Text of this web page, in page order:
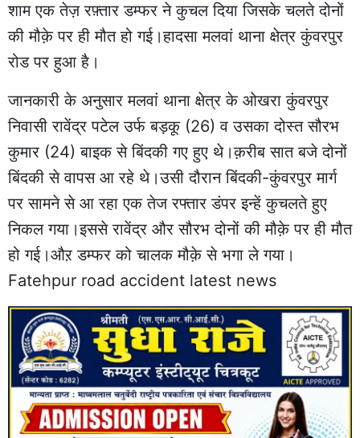
शाम एक तेज़ रफ़्तार डम्फर ने कुचल दिया जिसके चलते दोनों
की मौक़े पर ही मौत हो गई।हादसा मलवां थाना क्षेत्र कुंवरपुर
रोड पर हुआ है।
जानकारी के अनुसार मलवां थाना क्षेत्र के ओखरा कुंवरपुर
निवासी रावेंद्र पटेल उर्फ बड़कू (26) व उसका दोस्त सौरभ
कुमार (24) बाइक से बिंदकी गए हुए थे।क़रीब सात बजे दोनों
बिंदकी से वापस आ रहे थे।उसी दौरान बिंदकी-कुंवरपुर मार्ग
पर सामने से आ रहा एक तेज रफ्तार डंपर इन्हें कुचलते हुए
निकल गया।इससे रावेंद्र और सौरभ दोनों की मौक़े पर ही मौत
हो गई।औऱ डम्फर को चालक मौक़े से भगा ले गया।
Fatehpur road accident latest news